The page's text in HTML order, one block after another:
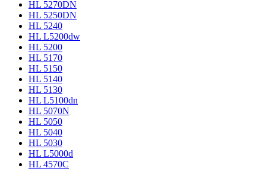
HL 5270DN
HL 5250DN
HL 5240
HL L5200dw
HL 5200
HL 5170
HL 5150
HL 5140
HL 5130
HL L5100dn
HL 5070N
HL 5050
HL 5040
HL 5030
HL L5000d
HL 4570C